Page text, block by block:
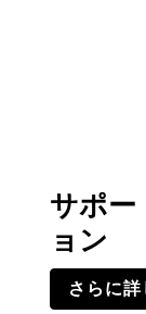
サポー
ョン
さらに詳